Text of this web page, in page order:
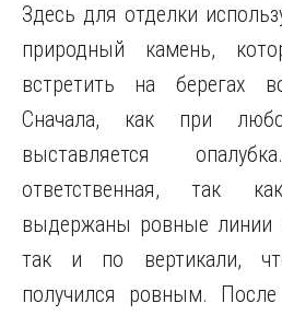
Здесь для отделки
природный камень,
встретить на берегах
Сначала, как при
выставляется
ответственная, так
выдержаны ровные линии
так и по вертикали,
получился ровным.